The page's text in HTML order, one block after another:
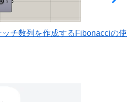
チ数列を作成するFibonacciの使